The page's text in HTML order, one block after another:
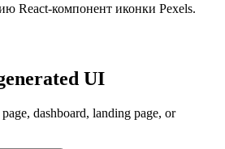
React-компонент иконки Pexels.
UI
dashboard, landing page, or